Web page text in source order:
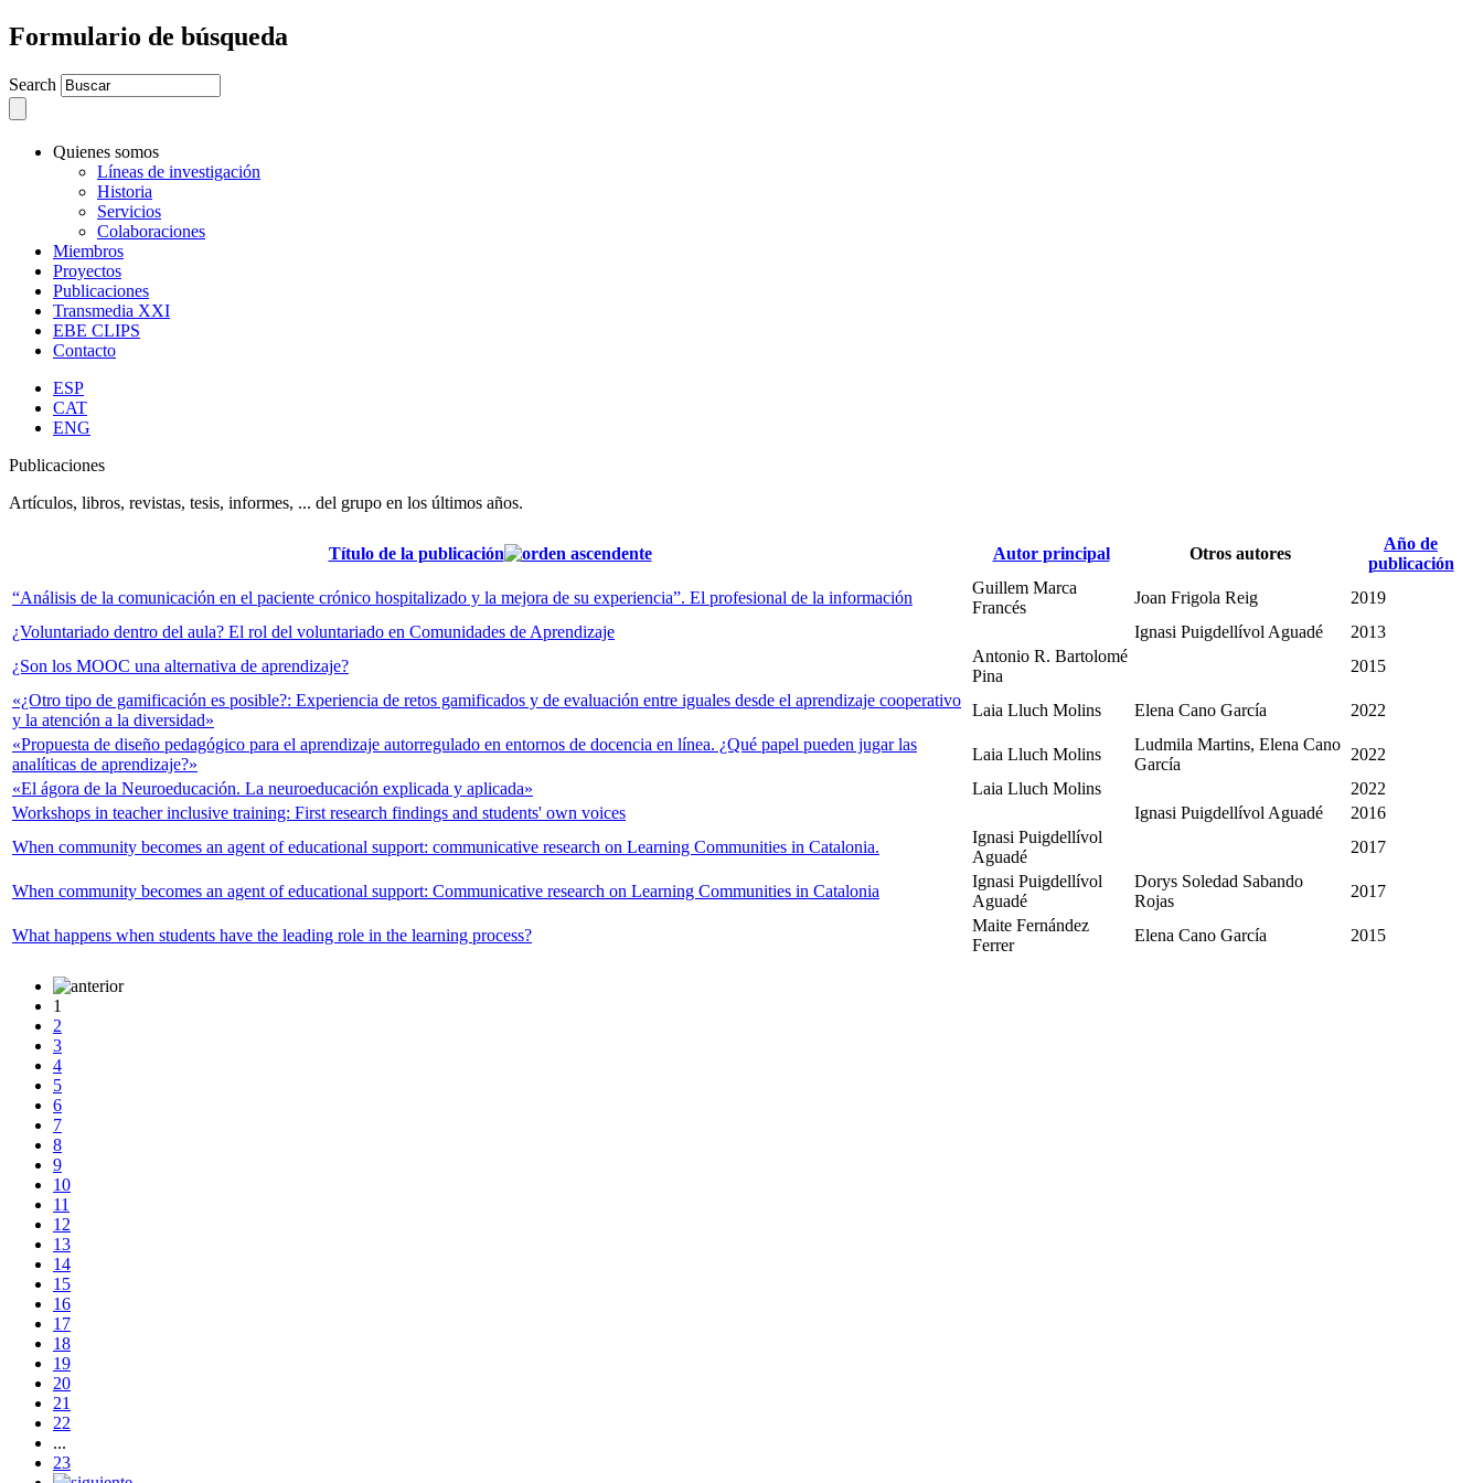
Formulario de búsqueda
Search
Quienes somos
Líneas de investigación
Historia
Servicios
Colaboraciones
Miembros
Proyectos
Publicaciones
Transmedia XXI
EBE CLIPS
Contacto
ESP
CAT
ENG
Publicaciones
Artículos, libros, revistas, tesis, informes, ... del grupo en los últimos años.
Título de la publicación Autor principal Otros autores
Año de
publicación
“Análisis de la comunicación en el paciente crónico hospitalizado y la mejora de su experiencia”. El profesional de la información
Guillem Marca
Francés
Joan Frigola Reig
2019
¿Voluntariado dentro del aula? El rol del voluntariado en Comunidades de Aprendizaje
Ignasi Puigdellívol Aguadé
2013
¿Son los MOOC una alternativa de aprendizaje?
Antonio R. Bartolomé
Pina
2015
«¿Otro tipo de gamificación es posible?: Experiencia de retos gamificados y de evaluación entre iguales desde el aprendizaje cooperativo
y la atención a la diversidad»
Laia Lluch Molins Elena Cano García
2022
«Propuesta de diseño pedagógico para el aprendizaje autorregulado en entornos de docencia en línea. ¿Qué papel pueden jugar las
analíticas de aprendizaje?»
Laia Lluch Molins
Ludmila Martins, Elena Cano
García
2022
«El ágora de la Neuroeducación. La neuroeducación explicada y aplicada»
Laia Lluch Molins
2022
Workshops in teacher inclusive training: First research findings and students' own voices
Ignasi Puigdellívol Aguadé
2016
When community becomes an agent of educational support: communicative research on Learning Communities in Catalonia.
Ignasi Puigdellívol
Aguadé
2017
When community becomes an agent of educational support: Communicative research on Learning Communities in Catalonia
Ignasi Puigdellívol
Aguadé
Dorys Soledad Sabando
Rojas
2017
What happens when students have the leading role in the learning process?
Maite Fernández
Ferrer
Elena Cano García 2015
1
2
3
4
5
6
7
8
9
10
11
12
13
14
15
16
17
18
19
20
21
22
...
23